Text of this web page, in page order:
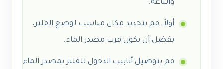
واتباعه.
أولاً، قم بتحديد مكان مناسب لوضع الفلتر،
يفضل أن يكون قرب مصدر الماء.
قم بتوصيل أنابيب الدخول للفلتر بمصدر الماء